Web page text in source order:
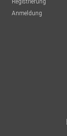
Registrierung
Anmeldung